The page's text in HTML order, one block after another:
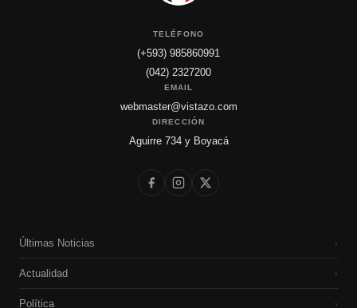
TELÉFONO
(+593) 985860991
(042) 2327200
EMAIL
webmaster@vistazo.com
DIRECCIÓN
Aguirre 734 y Boyacá
Últimas Noticias ›
Actualidad ›
Política ›